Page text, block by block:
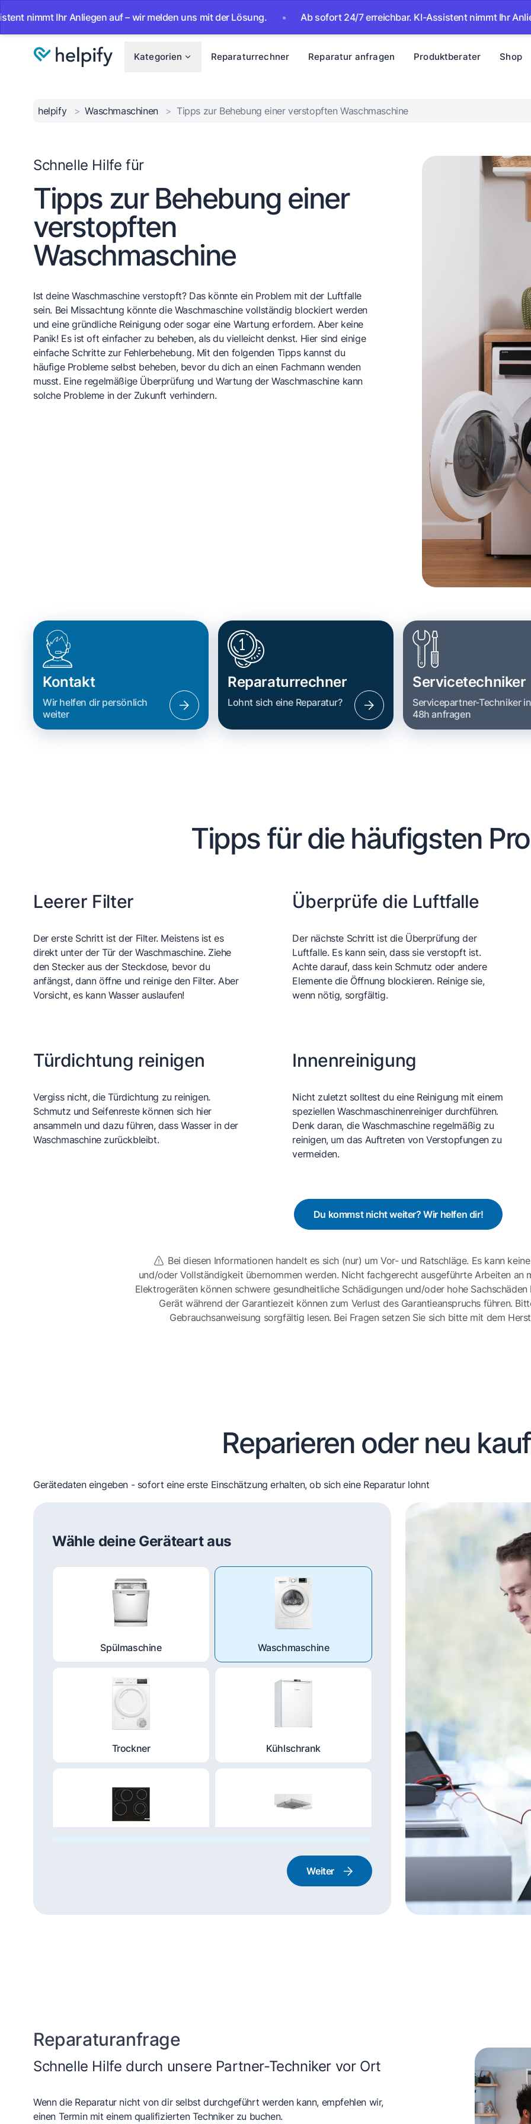
Ihr Anliegen auf – wir melden uns mit der Lösung. • Ab sofort 24/7 erreichbar. KI-Assistent nimmt Ihr Anliegen auf
Kategorien Reparaturrechner Reparatur anfragen Produktberater Shop
helpify > Waschmaschinen > Tipps zur Behebung einer verstopften Waschmaschine
Schnelle Hilfe für
Tipps zur Behebung einer
verstopften
Waschmaschine
Ist deine Waschmaschine verstopft? Das könnte ein Problem mit der Luftfalle
sein. Bei Missachtung könnte die Waschmaschine vollständig blockiert werden
und eine gründliche Reinigung oder sogar eine Wartung erfordern. Aber keine
Panik! Es ist oft einfacher zu beheben, als du vielleicht denkst. Hier sind einige
einfache Schritte zur Fehlerbehebung. Mit den folgenden Tipps kannst du
häufige Probleme selbst beheben, bevor du dich an einen Fachmann wenden
musst. Eine regelmäßige Überprüfung und Wartung der Waschmaschine kann
solche Probleme in der Zukunft verhindern.
Kontakt
Wir helfen dir persönlich
weiter
Reparaturrechner
Lohnt sich eine Reparatur?
Servicetechniker
Servicepartner-Techniker in
48h anfragen
Tipps für die häufigsten
Leerer Filter
Der erste Schritt ist der Filter. Meistens ist es
direkt unter der Tür der Waschmaschine. Ziehe
den Stecker aus der Steckdose, bevor du
anfängst, dann öffne und reinige den Filter. Aber
Vorsicht, es kann Wasser auslaufen!
Überprüfe die Luftfalle
Der nächste Schritt ist die Überprüfung der
Luftfalle. Es kann sein, dass sie verstopft ist.
Achte darauf, dass kein Schmutz oder andere
Elemente die Öffnung blockieren. Reinige sie,
wenn nötig, sorgfältig.
Türdichtung reinigen
Vergiss nicht, die Türdichtung zu reinigen.
Schmutz und Seifenreste können sich hier
ansammeln und dazu führen, dass Wasser in der
Waschmaschine zurückbleibt.
Innenreinigung
Nicht zuletzt solltest du eine Reinigung mit einem
speziellen Waschmaschinenreiniger durchführen.
Denk daran, die Waschmaschine regelmäßig zu
reinigen, um das Auftreten von Verstopfungen zu
vermeiden.
Du kommst nicht weiter? Wir helfen dir!
Bei diesen Informationen handelt es sich (nur) um Vor- und Ratschläge. Es kann
und/oder Vollständigkeit übernommen werden. Nicht fachgerecht ausgeführte Arbeiten an
Elektrogeräten können schwere gesundheitliche Schädigungen und/oder hohe
Gerät während der Garantiezeit können zum Verlust des Garantieanspruchs führen.
Gebrauchsanweisung sorgfältig lesen. Bei Fragen setzen Sie sich bitte mit dem
Reparieren oder neu
Gerätedaten eingeben - sofort eine erste Einschätzung erhalten, ob sich eine Reparatur lohnt
Wähle deine Geräteart aus
Spülmaschine Waschmaschine
Trockner Kühlschrank
Weiter
Reparaturanfrage
Schnelle Hilfe durch unsere Partner-Techniker vor Ort
Wenn die Reparatur nicht von dir selbst durchgeführt werden kann, empfehlen wir,
einen Termin mit einem qualifizierten Techniker zu buchen.